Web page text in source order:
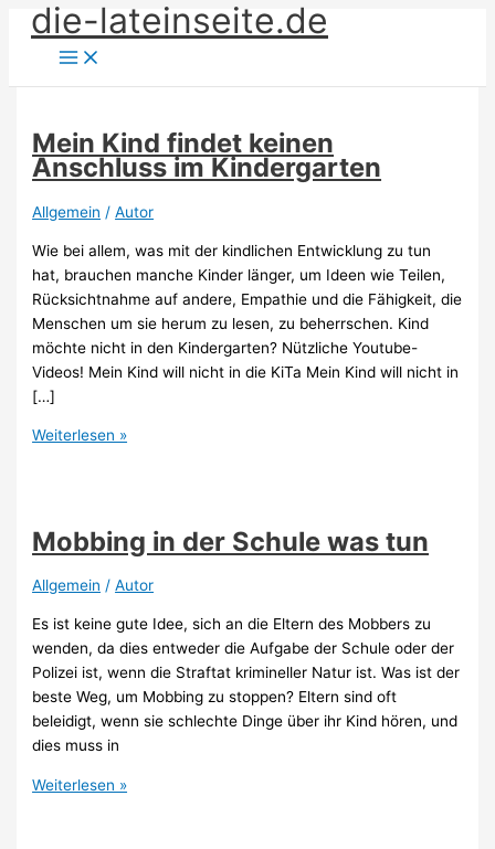
Zum
Inhalt
springen
die-lateinseite.de
Mein Kind findet keinen
Anschluss im Kindergarten
Allgemein /Autor
Wie bei allem, was mit der kindlichen Entwicklung zu tun
hat, brauchen manche Kinder länger, um Ideen wie Teilen,
Rücksichtnahme auf andere, Empathie und die Fähigkeit, die
Menschen um sie herum zu lesen, zu beherrschen. Kind
möchte nicht in den Kindergarten? Nützliche Youtube-
Videos! Mein Kind will nicht in die KiTa Mein Kind will nicht in
[…]
Mein
Anschluss
im
Kindergarten
Weiterlesen »
Mobbing in der Schule was tun
Allgemein /Autor
Es ist keine gute Idee, sich an die Eltern des Mobbers zu
wenden, da dies entweder die Aufgabe der Schule oder der
Polizei ist, wenn die Straftat krimineller Natur ist. Was ist der
beste Weg, um Mobbing zu stoppen? Eltern sind oft
beleidigt, wenn sie schlechte Dinge über ihr Kind hören, und
dies muss in
Mobbing
Weiterlesen »